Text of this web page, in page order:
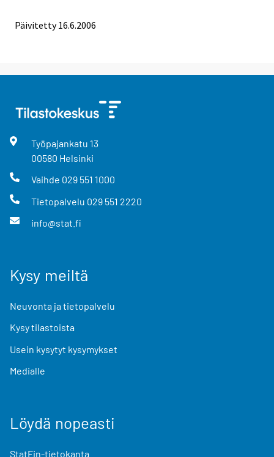
Päivitetty16.6.2006
Työpajankatu 13
00580 Helsinki
Vaihde 029 551 1000
Tietopalvelu 029 551 2220
info@stat.fi
Kysy meiltä
Neuvonta ja tietopalvelu
Kysy tilastoista
Usein kysytyt kysymykset
Medialle
Löydä nopeasti
StatFin-tietokanta